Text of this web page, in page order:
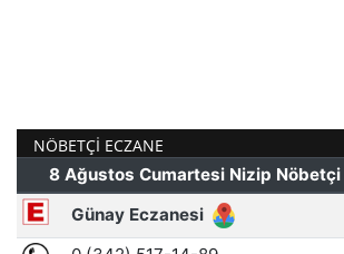
NÖBETÇI ECZANE